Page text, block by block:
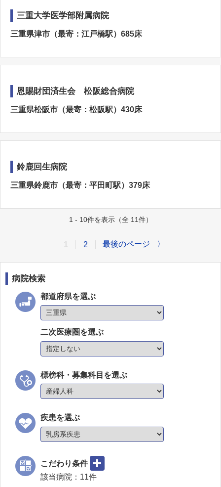
三重大学医学部附属病院
三重県津市（最寄：江戸橋駅）685床
恩賜財団済生会 松阪総合病院
三重県松阪市（最寄：松阪駅）430床
鈴鹿回生病院
三重県鈴鹿市（最寄：平田町駅）379床
1 - 10件を表示（全 11件）
2 最後のページ 〉
病院検索
都道府県を選ぶ
二次医療圏を選ぶ
標榜科・募集科目を選ぶ
疾患を選ぶ
こだわり条件
該当病院： 11件